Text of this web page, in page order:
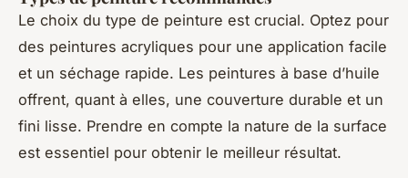
Le choix du type de peinture est crucial. Optez pour
des peintures acryliques pour une application facile
et un séchage rapide. Les peintures à base d’huile
offrent, quant à elles, une couverture durable et un
fini lisse. Prendre en compte la nature de la surface
est essentiel pour obtenir le meilleur résultat.